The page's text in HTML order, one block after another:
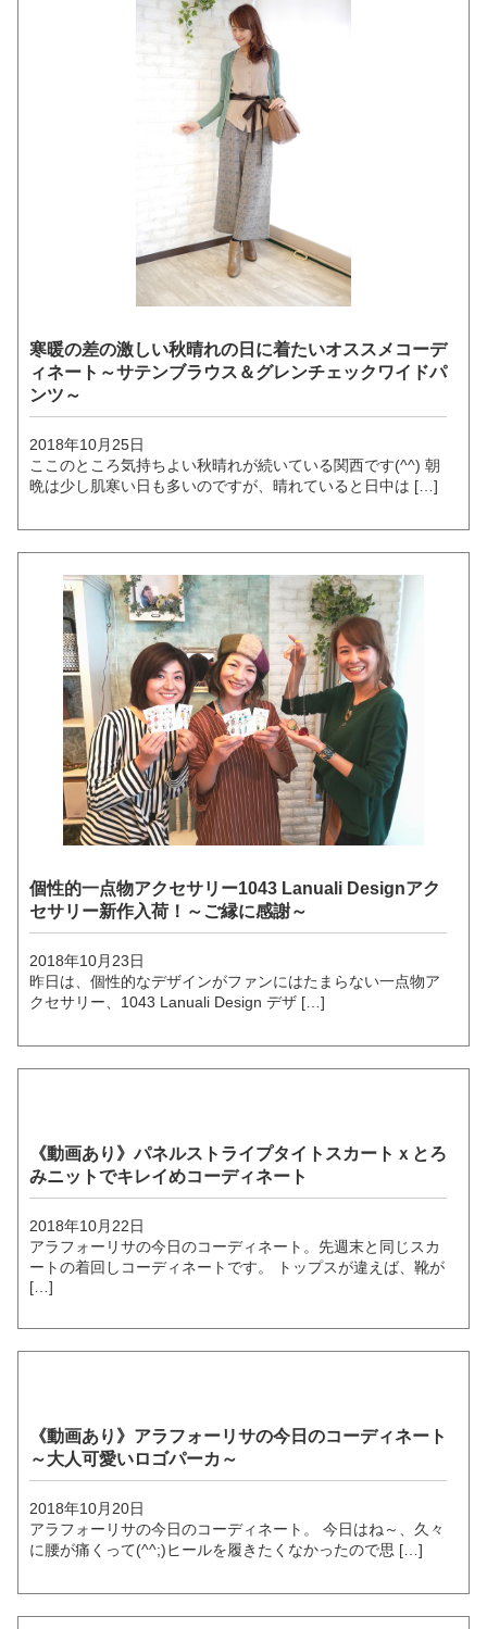
寒暖の差の激しい秋晴れの日に着たいオススメコーデ
ィネート～サテンブラウス＆グレンチェックワイドパ
ンツ～
2018年10月25日
ここのところ気持ちよい秋晴れが続いている関西です(^^) 朝
晩は少し肌寒い日も多いのですが、晴れていると日中は […]
個性的一点物アクセサリー1043 Lanuali Designアク
セサリー新作入荷！～ご縁に感謝～
2018年10月23日
昨日は、個性的なデザインがファンにはたまらない一点物ア
クセサリー、1043 Lanuali Design デザ […]
《動画あり》パネルストライプタイトスカートｘとろ
みニットでキレイめコーディネート
2018年10月22日
アラフォーリサの今日のコーディネート。先週末と同じスカ
ートの着回しコーディネートです。 トップスが違えば、靴が
[…]
《動画あり》アラフォーリサの今日のコーディネート
～大人可愛いロゴパーカ～
2018年10月20日
アラフォーリサの今日のコーディネート。 今日はね～、久々
に腰が痛くって(^^;)ヒールを履きたくなかったので思 […]